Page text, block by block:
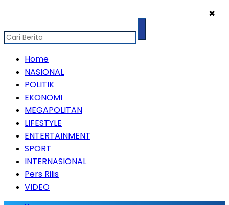
✖
Home
NASIONAL
POLITIK
EKONOMI
MEGAPOLITAN
LIFESTYLE
ENTERTAINMENT
SPORT
INTERNASIONAL
Pers Rilis
VIDEO